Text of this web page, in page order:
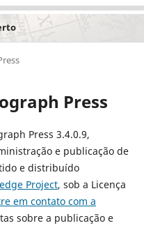
Press
Press 3.4.0.9,
e publicação de
e distribuído
Project, sob a Licença
em contato com a
sobre a publicação e